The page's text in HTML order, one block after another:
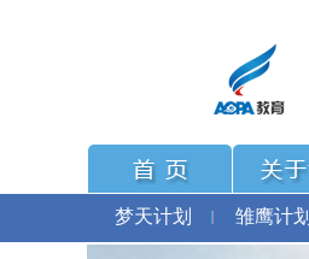
梦天计划 雏鹰计划